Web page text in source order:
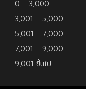
0 - 3,000
3,001 - 5,000
5,001 - 7,000
7,001 - 9,000
9,001 ขึ้นไป